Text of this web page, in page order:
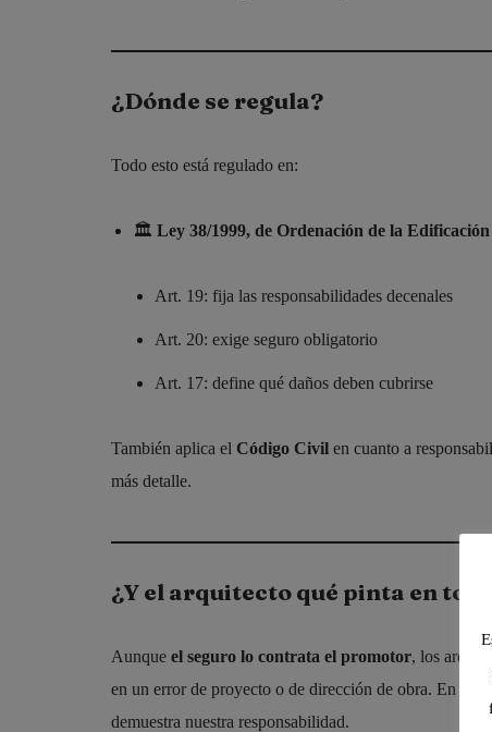
¿Dónde se regula?
Todo esto está regulado en:
🏛 Ley 38/1999, de Ordenación de la
Art. 19: fija las responsabilidades decenales
Art. 20: exige seguro obligatorio
Art. 17: define qué daños deben cubrirse
También aplica el Código Civil en cuanto a
más detalle.
¿Y el arquitecto qué pinta en todo
Aunque el seguro lo contrata el promotor, los
en un error de proyecto o de dirección de obra. En ese
demuestra nuestra responsabilidad.